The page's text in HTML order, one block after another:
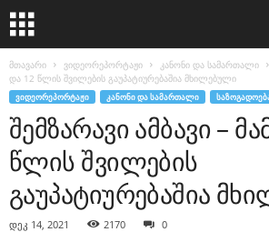
მთავარი ვიდეორეპორტაჟი კანონი და სამართალი
და 12 წლის შვილების გაუპატიურებაშია მხილებული
ᲕᲘᲓᲔᲝᲠᲔᲞᲝᲠᲢᲐᲟᲘ ᲙᲐᲜᲝᲜᲘ ᲓᲐ ᲡᲐᲛᲐᲠᲗᲐᲚᲘ
შემზარავი ამბავი –
წლის შვილების
გაუპატიურებაშია
დეკ 14, 2021 2170 0